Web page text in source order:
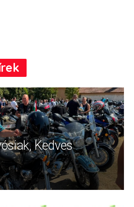
Kedves